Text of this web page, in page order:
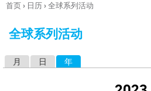
你
这
首页› 日历›全球系列活动
全球系列活动
月 日 年